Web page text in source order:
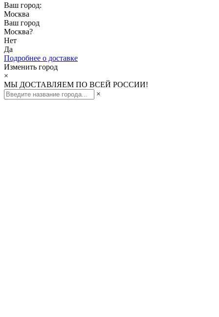
Ваш город:
Москва
Ваш город
Москва?
Нет
Да
Подробнее о доставке
Изменить город
×
МЫ ДОСТАВЛЯЕМ ПО ВСЕЙ РОССИИ!
×